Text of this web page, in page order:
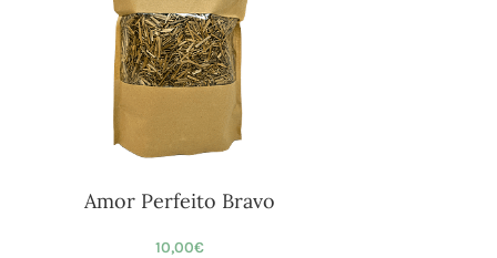
Amor Perfeito Bravo
10,00€